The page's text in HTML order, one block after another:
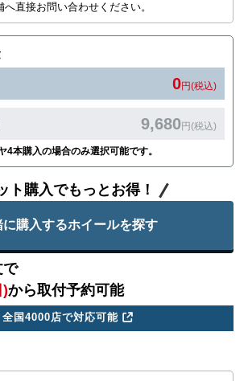
直接お問い合わせください。
0円(税込)
9,680円(税込)
4本購入の場合のみ選択可能です。
ト購入でもっとお得！
に購入するホイールを探す
で
から取付予約可能
全国4000店で対応可能